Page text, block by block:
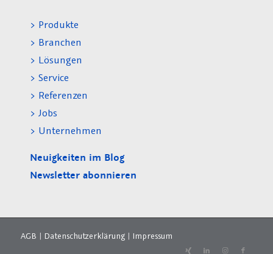
> Produkte
> Branchen
> Lösungen
> Service
> Referenzen
> Jobs
> Unternehmen
Neuigkeiten im Blog
Newsletter abonnieren
AGB | Datenschutzerklärung| Impressum